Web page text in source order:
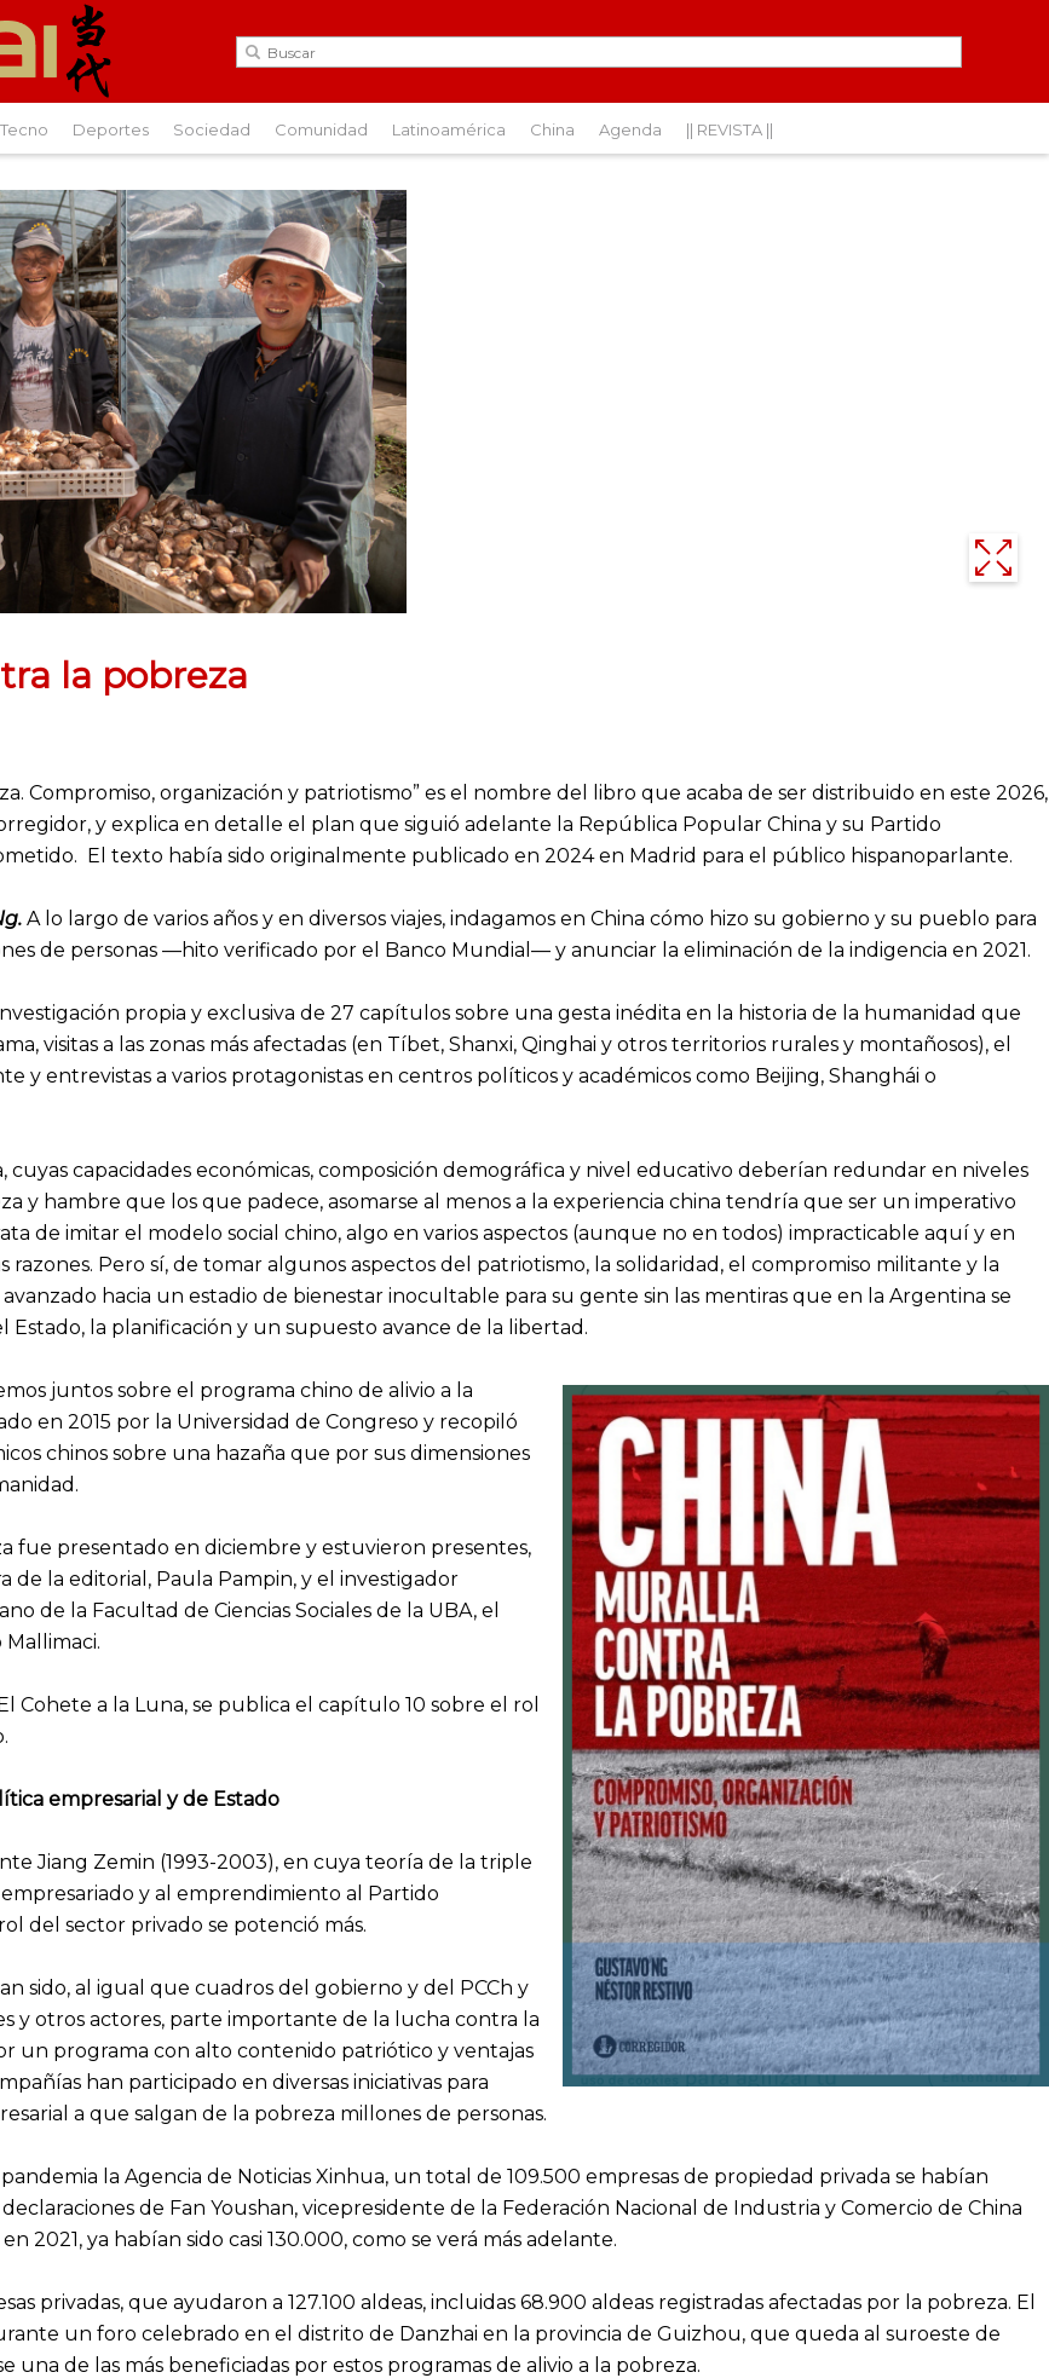
Deportes Sociedad Comunidad Latinoamérica China Agenda || REVISTA ||
la pobreza
Compromiso, organización y patriotismo” es el nombre del libro que acaba de ser distribuido en este 2026,
y explica en detalle el plan que siguió adelante la República Popular China y su Partido
El texto había sido originalmente publicado en 2024 en Madrid para el público hispanoparlante.
A lo largo de varios años y en diversos viajes, indagamos en China cómo hizo su gobierno y su pueblo para
de personas —hito verificado por el Banco Mundial— y anunciar la eliminación de la indigencia en 2021.
propia y exclusiva de 27 capítulos sobre una gesta inédita en la historia de la humanidad que
visitas a las zonas más afectadas (en Tíbet, Shanxi, Qinghai y otros territorios rurales y montañosos), el
y entrevistas a varios protagonistas en centros políticos y académicos como Beijing, Shanghái o
cuyas capacidades económicas, composición demográfica y nivel educativo deberían redundar en niveles
y hambre que los que padece, asomarse al menos a la experiencia china tendría que ser un imperativo
de imitar el modelo social chino, algo en varios aspectos (aunque no en todos) impracticable aquí y en
razones. Pero sí, de tomar algunos aspectos del patriotismo, la solidaridad, el compromiso militante y la
hacia un estadio de bienestar inocultable para su gente sin las mentiras que en la Argentina se
Estado, la planificación y un supuesto avance de la libertad.
juntos sobre el programa chino de alivio a la
en 2015 por la Universidad de Congreso y recopiló
chinos sobre una hazaña que por sus dimensiones
fue presentado en diciembre y estuvieron presentes,
de la editorial, Paula Pampin, y el investigador
de la Facultad de Ciencias Sociales de la UBA, el
Cohete a la Luna, se publica el capítulo 10 sobre el rol
empresarial y de Estado
Jiang Zemin (1993-2003), en cuya teoría de la triple
y al emprendimiento al Partido
del sector privado se potenció más.
sido, al igual que cuadros del gobierno y del PCCh y
y otros actores, parte importante de la lucha contra la
un programa con alto contenido patriótico y ventajas
han participado en diversas iniciativas para
a que salgan de la pobreza millones de personas.
la Agencia de Noticias Xinhua, un total de 109.500 empresas de propiedad privada se habían
de Fan Youshan, vicepresidente de la Federación Nacional de Industria y Comercio de China
2021, ya habían sido casi 130.000, como se verá más adelante.
privadas, que ayudaron a 127.100 aldeas, incluidas 68.900 aldeas registradas afectadas por la pobreza. El
un foro celebrado en el distrito de Danzhai en la provincia de Guizhou, que queda al suroeste de
una de las más beneficiadas por estos programas de alivio a la pobreza.